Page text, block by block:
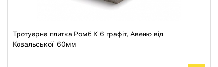
Тротуарна плитка Ромб К-6 графіт, Авеню від
Ковальської, 60мм